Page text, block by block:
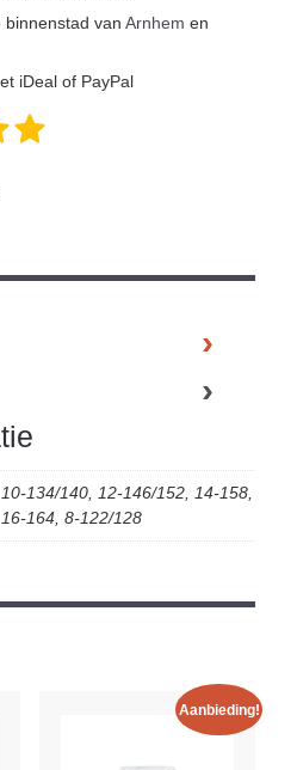
binnenstad van Arnhem en
iDeal of PayPal
10-134/140, 12-146/152, 14-158,
16-164, 8-122/128
Aanbieding!